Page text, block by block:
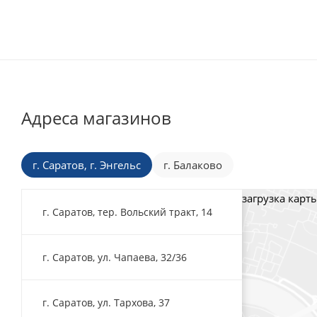
Адреса магазинов
г. Саратов, г. Энгельс г. Балаково
г. Саратов, тер. Вольский тракт, 14
г. Саратов, ул. Чапаева, 32/36
г. Саратов, ул. Тархова, 37
загрузка